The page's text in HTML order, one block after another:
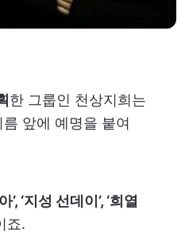
한 그룹인 천상지희는
앞에 예명을 붙여
’, ‘지성 선데이’, ‘희열
죠.